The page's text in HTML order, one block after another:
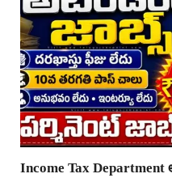
Income Tax